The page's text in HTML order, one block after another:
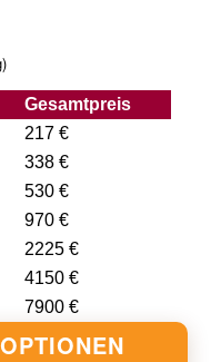
Gesamtpreis
217 €
338 €
530 €
970 €
2225 €
4150 €
7900 €